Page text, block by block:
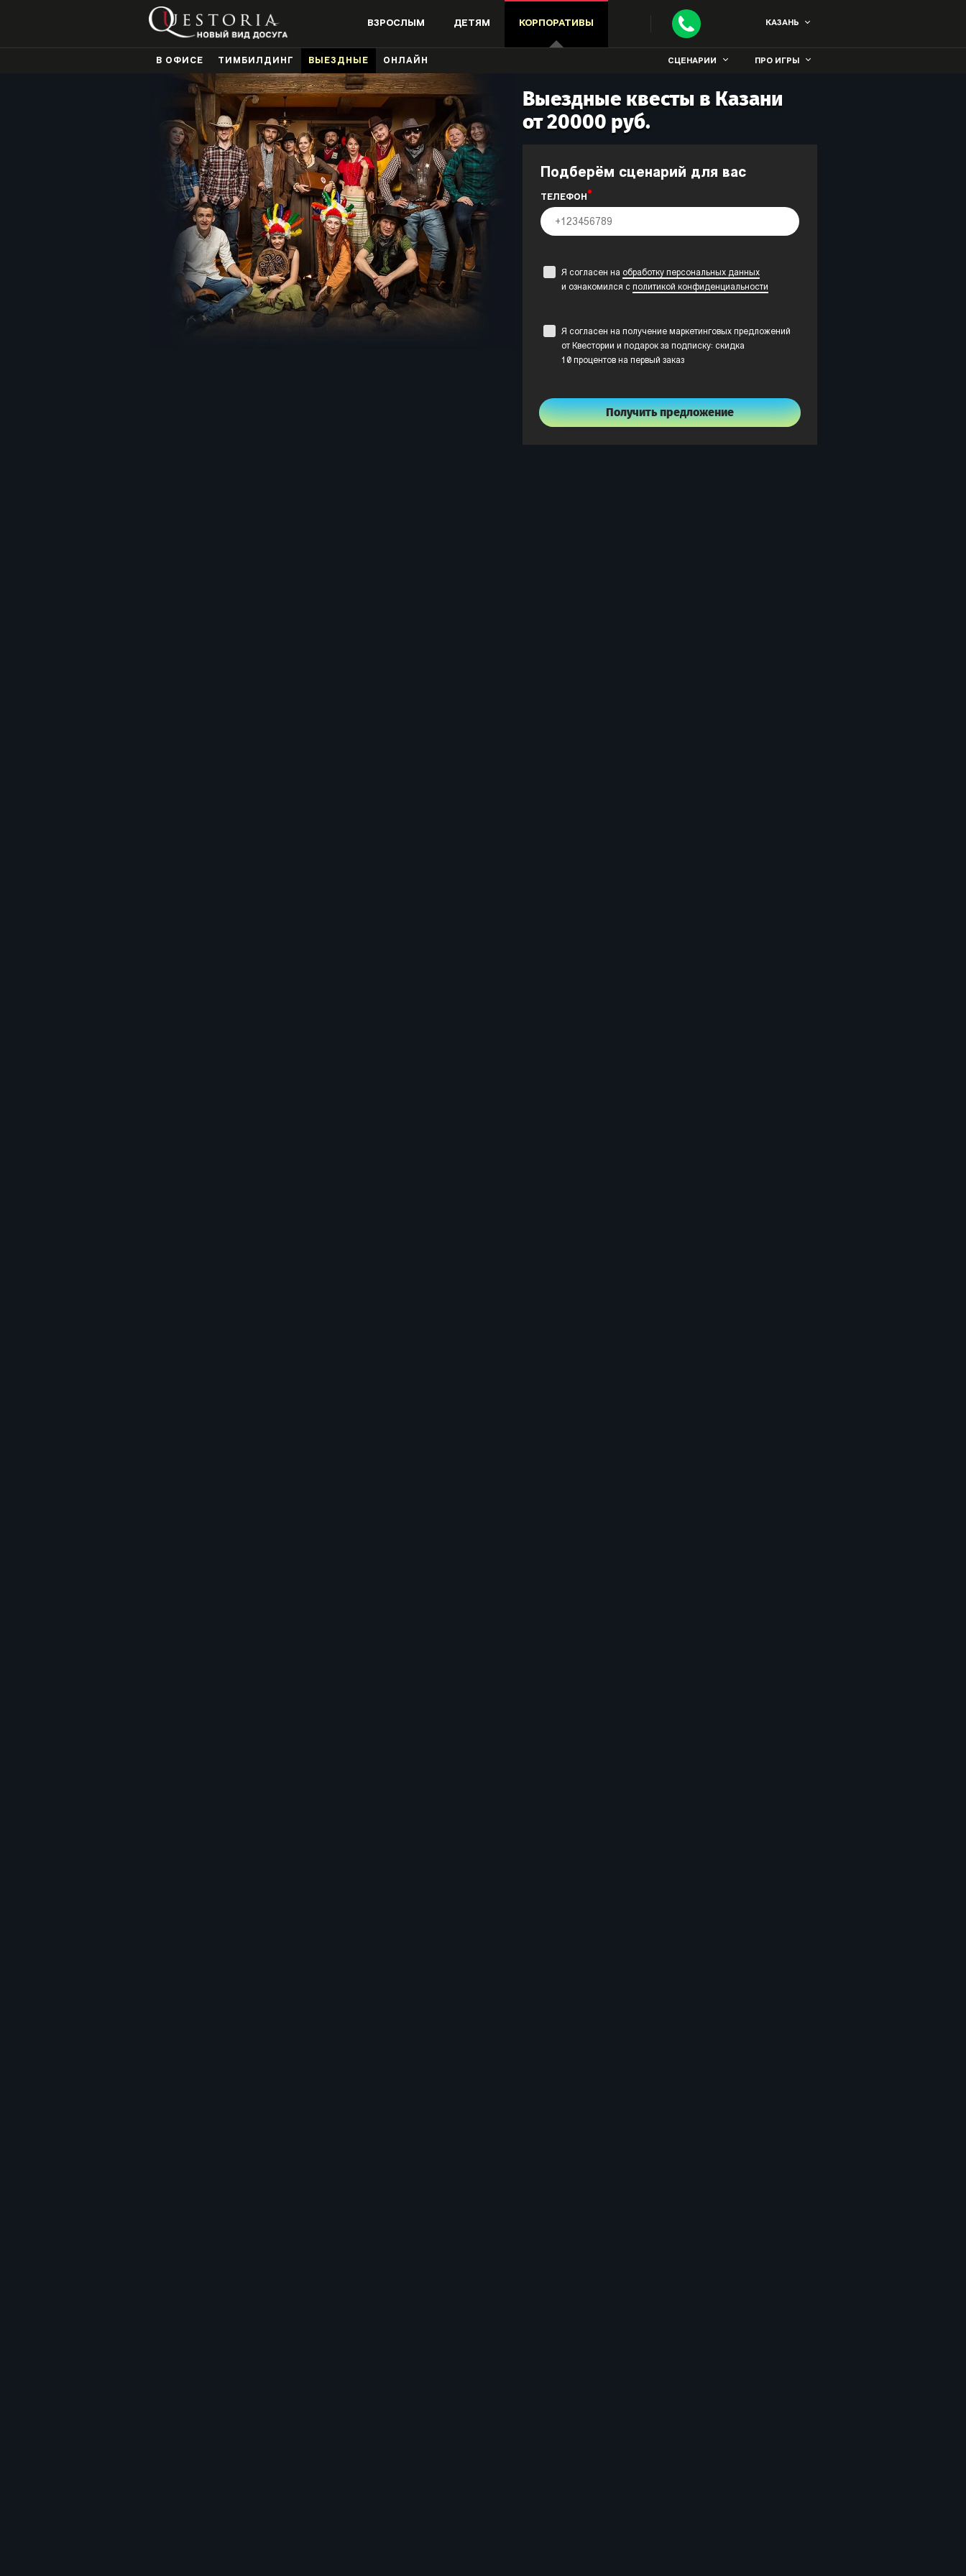
ВЗРОСЛЫМ ДЕТЯМ КОРПОРАТИВЫ КАЗАНЬ
В ОФИСЕ ТИМБИЛДИНГ ВЫЕЗДНЫЕ ОНЛАЙН СЦЕНАРИИ ПРО ИГРЫ
Выездные квесты в Казани
от 20000 руб.
Подберём сценарий для вас
ТЕЛЕФОН
Я согласен на обработку персональных данных
и ознакомился с политикой конфиденциальности
Я согласен на получение маркетинговых предложений
от Квестории и подарок за подписку: скидка
10 процентов на первый заказ
Получить предложение